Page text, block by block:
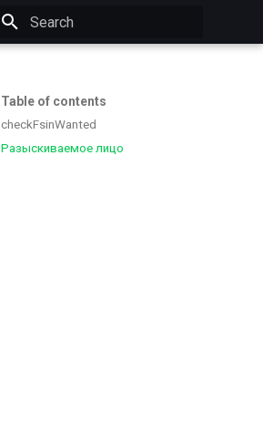
Table of contents
checkFsinWanted
Разыскиваемое лицо